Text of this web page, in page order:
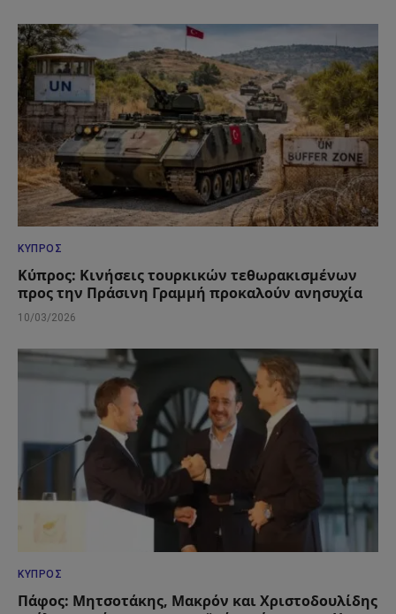
ΚΎΠΡΟΣ
Κύπρος: Κινήσεις τουρκικών τεθωρακισμένων
προς την Πράσινη Γραμμή προκαλούν ανησυχία
10/03/2026
ΚΎΠΡΟΣ
Πάφος: Μητσοτάκης, Μακρόν και Χριστοδουλίδης